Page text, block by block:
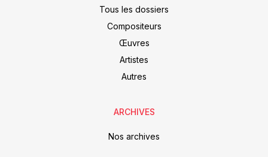
Tous les dossiers
Compositeurs
Œuvres
Artistes
Autres
ARCHIVES
Nos archives